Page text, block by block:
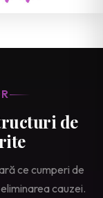
de
ce cumperi de
cauzei.